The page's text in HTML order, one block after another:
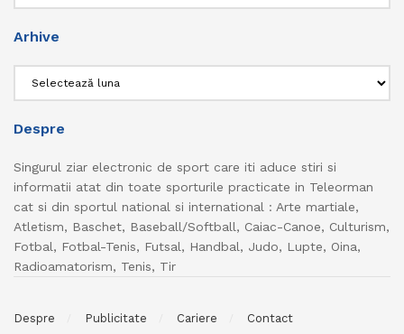
Arhive
Despre
Singurul ziar electronic de sport care iti aduce stiri si
informatii atat din toate sporturile practicate in Teleorman
cat si din sportul national si international : Arte martiale,
Atletism, Baschet, Baseball/Softball, Caiac-Canoe, Culturism,
Fotbal, Fotbal-Tenis, Futsal, Handbal, Judo, Lupte, Oina,
Radioamatorism, Tenis, Tir
Despre Publicitate Cariere Contact